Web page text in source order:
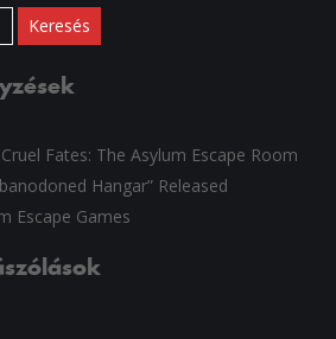
Fates: The Asylum Escape Room
Hangar” Released
Escape Games